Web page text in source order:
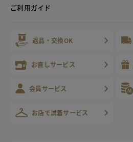
ご利用ガイド
返品・交換OK
お直しサービス
会員サービス
お店で試着サービス